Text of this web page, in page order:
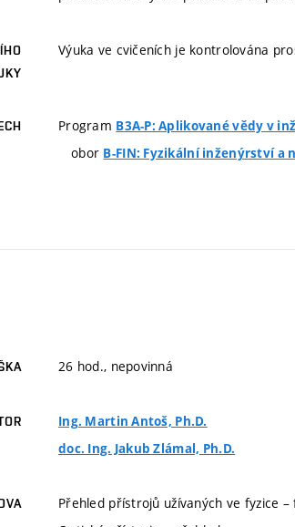
Výuka ve cvičeních je kontrolována
Program B3A-P: Aplikované vědy v
obor B-FIN: Fyzikální inženýrství a
26 hod., nepovinná
Ing. Martin Antoš, Ph.D.
doc. Ing. Jakub Zlámal, Ph.D.
Přehled přístrojů užívaných ve fyzice